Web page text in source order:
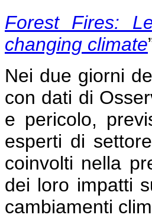
Forest Fires:
changing climate
Nei due giorni
con dati di
e pericolo,
esperti di
coinvolti nella
dei loro impatti
cambiamenti